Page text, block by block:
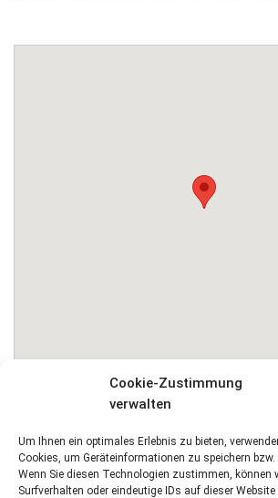
Cookie-Zustimmung
verwalten
Um Ihnen ein optimales Erlebnis zu bieten,
Cookies, um Geräteinformationen zu speichern
Wenn Sie diesen Technologien zustimmen, können
Surfverhalten oder eindeutige IDs auf dieser Website